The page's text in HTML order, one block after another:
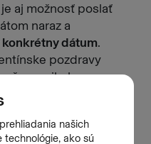
aj možnosť poslať
naraz a
konkrétny dátum.
pozdravy
že na nikoho
dostanete aj